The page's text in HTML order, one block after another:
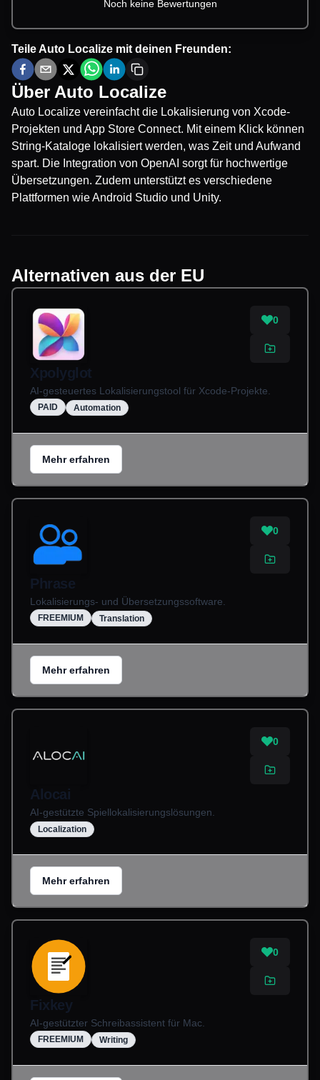
Noch keine Bewertungen
TeileAuto Localize mit deinen Freunden:
Über Auto Localize
Auto Localize vereinfacht die Lokalisierung von Xcode-
Projekten und App Store Connect. Mit einem Klick können
String-Kataloge lokalisiert werden, was Zeit und Aufwand
spart. Die Integration von OpenAI sorgt für hochwertige
Übersetzungen. Zudem unterstützt es verschiedene
Plattformen wie Android Studio und Unity.
Alternativen aus der EU
0
Xpolyglot
AI-gesteuertes Lokalisierungstool für Xcode-Projekte.
PAID Automation
Mehr erfahren
0
Phrase
Lokalisierungs- und Übersetzungssoftware.
FREEMIUM Translation
Mehr erfahren
0
Alocai
AI-gestützte Spiellokalisierungslösungen.
Localization
Mehr erfahren
0
Fixkey
AI-gestützter Schreibassistent für Mac.
FREEMIUM Writing